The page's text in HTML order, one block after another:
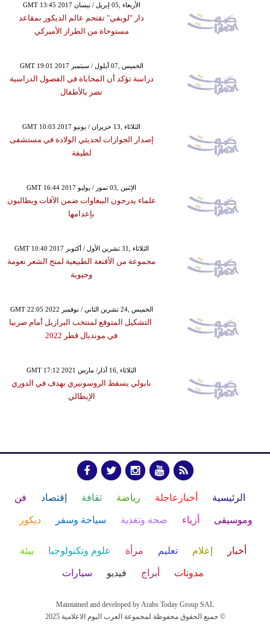
GMT 13:45 2017 الأربعاء ,05 إبريل / نيسان
دار "لويفي" تقتحم عالم الديكور بمقاعد
مستوحاة من الطراز الأميركي
GMT 19:01 2017 الخميس ,07 أيلول / سبتمبر
دراسة تؤكد أن المحاباة في الفصول الدراسية
تضر بالأطفال
GMT 10:03 2017 الثلاثاء ,13 حزيران / يونيو
إصدار الجوازات لحديثي الولادة في مستشفى
لطيفة
GMT 16:44 2017 الإثنين ,03 تموز / يوليو
علماء يدرجون الببغاوات ضمن الآفات ويطالبون
بإعدامها
GMT 10:40 2017 الثلاثاء ,31 تشرين الأول / أكتوبر
مجموعة من الأقنعة الطبيعية لمنح الشعر نعومة
وحيوية
GMT 22:05 2022 الخميس ,24 تشرين الثاني / نوفمبر
التشكيل المتوقع لمنتخب البرازيل أمام صربيا
في مونديال قطر 2022
GMT 17:12 2021 الثلاثاء ,16 آذار/ مارس
نابولي يسقط الروسونيري بهدف في الدوري
الإيطالي
الرئيسية أخبارعاجلة رياضة ثقافة إقتصاد فن
وموسيقى أزياء صحة وتغذية سياحة وسفر ديكور
أخبار إعلام تعليم مرأة علوم وتكنولوجيا بيئة
مدونات أبراج فيديو سيارات
Maintained and developed by Arabs Today Group SAL
جميع الحقوق محفوظة لمجموعة العرب اليوم الاعلامية 2025 ©